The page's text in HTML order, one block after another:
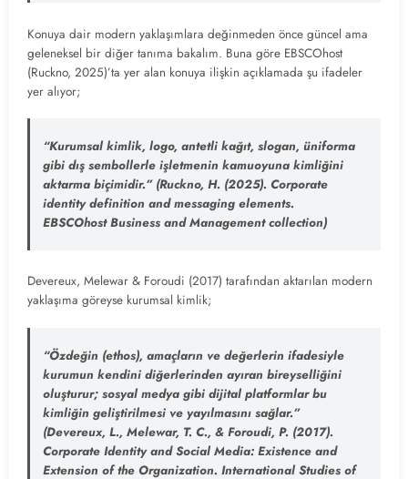
Konuya dair modern yaklaşımlara değinmeden önce güncel ama
geleneksel bir diğer tanıma bakalım. Buna göre EBSCOhost
(Ruckno, 2025)’ta yer alan konuya ilişkin açıklamada şu ifadeler
yer alıyor;
“Kurumsal kimlik, logo, antetli kağıt, slogan, üniforma
gibi dış sembollerle işletmenin kamuoyuna kimliğini
aktarma biçimidir.” (Ruckno, H. (2025). Corporate
identity definition and messaging elements.
EBSCOhost Business and Management collection)
Devereux, Melewar & Foroudi (2017) tarafından aktarılan modern
yaklaşıma göreyse kurumsal kimlik;
“Özdeğin (ethos), amaçların ve değerlerin ifadesiyle
kurumun kendini diğerlerinden ayıran bireyselliğini
oluşturur; sosyal medya gibi dijital platformlar bu
kimliğin geliştirilmesi ve yayılmasını sağlar.”
(Devereux, L., Melewar, T. C., & Foroudi, P. (2017).
Corporate Identity and Social Media: Existence and
Extension of the Organization. International Studies of